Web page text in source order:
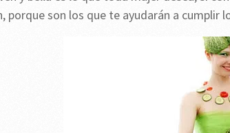
porque son los que te ayudarán a cumplir